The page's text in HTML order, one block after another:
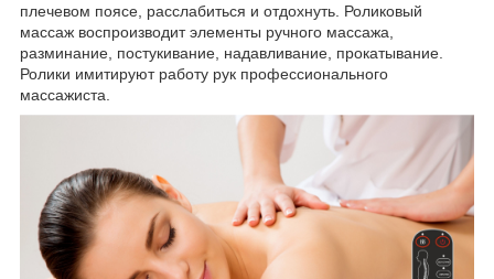
плечевом поясе, расслабиться и отдохнуть. Роликовый
массаж воспроизводит элементы ручного массажа,
разминание, постукивание, надавливание, прокатывание.
Ролики имитируют работу рук профессионального
массажиста.